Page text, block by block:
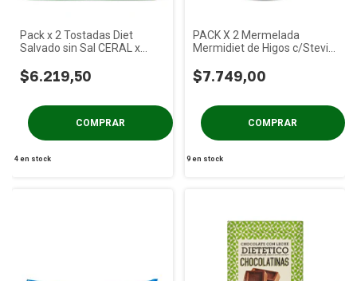
Pack x 2 Tostadas Diet
Salvado sin Sal CERAL x
$6.219,50
4en stock
PACK X 2 Mermelada
Mermidiet de Higos c/Stevia
$7.749,00
9 en stock